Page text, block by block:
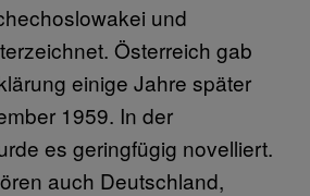
und
Österreich gab
einige Jahre später
1959. In der
es geringfügig novelliert.
auch Deutschland,